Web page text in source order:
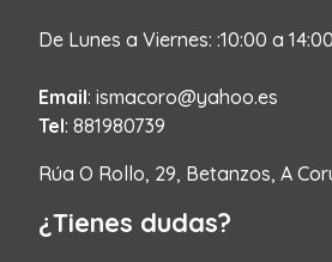
De Lunes a Viernes: :10:00 a
Email: ismacoro@yahoo.es
Tel: 881980739
Rúa O Rollo, 29, Betanzos, A
¿Tienes dudas?